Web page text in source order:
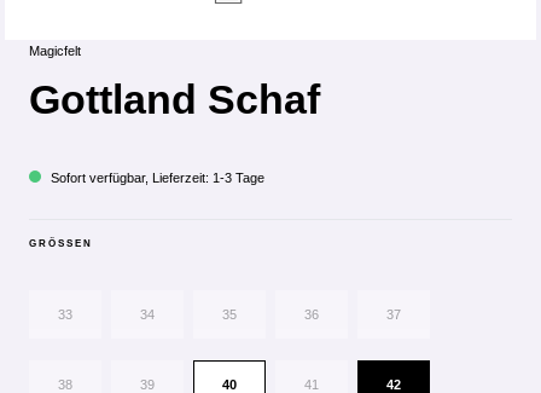
Magicfelt
Gottland Schaf
Sofort verfügbar, Lieferzeit: 1-3 Tage
GRÖSSEN
33 34 35 36 37
38 39 40 41 42